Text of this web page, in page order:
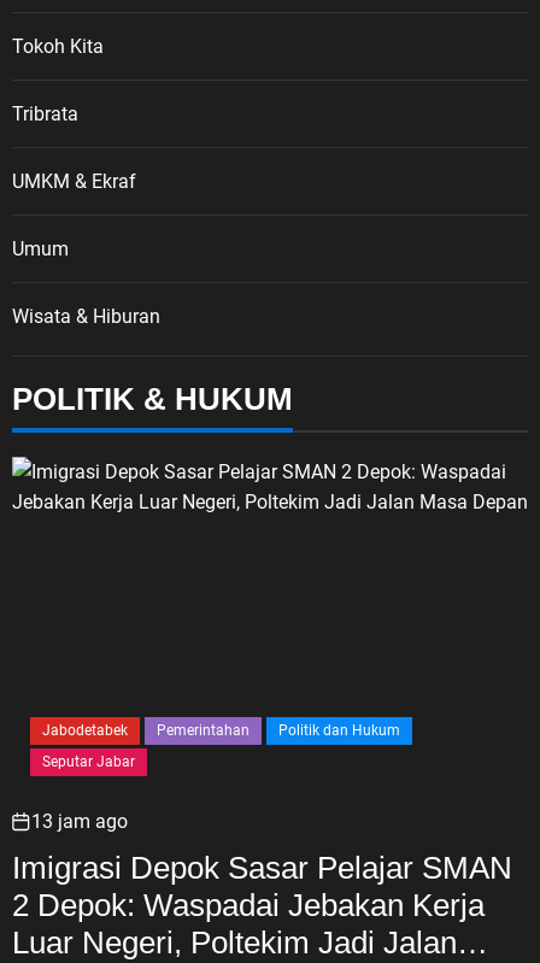
Tokoh Kita
Tribrata
UMKM & Ekraf
Umum
Wisata & Hiburan
POLITIK & HUKUM
Jabodetabek Pemerintahan
Politik dan Hukum
Seputar Jabar
13 jam ago
Imigrasi Depok Sasar Pelajar SMAN
2 Depok: Waspadai Jebakan Kerja
Luar Negeri, Poltekim Jadi Jalan